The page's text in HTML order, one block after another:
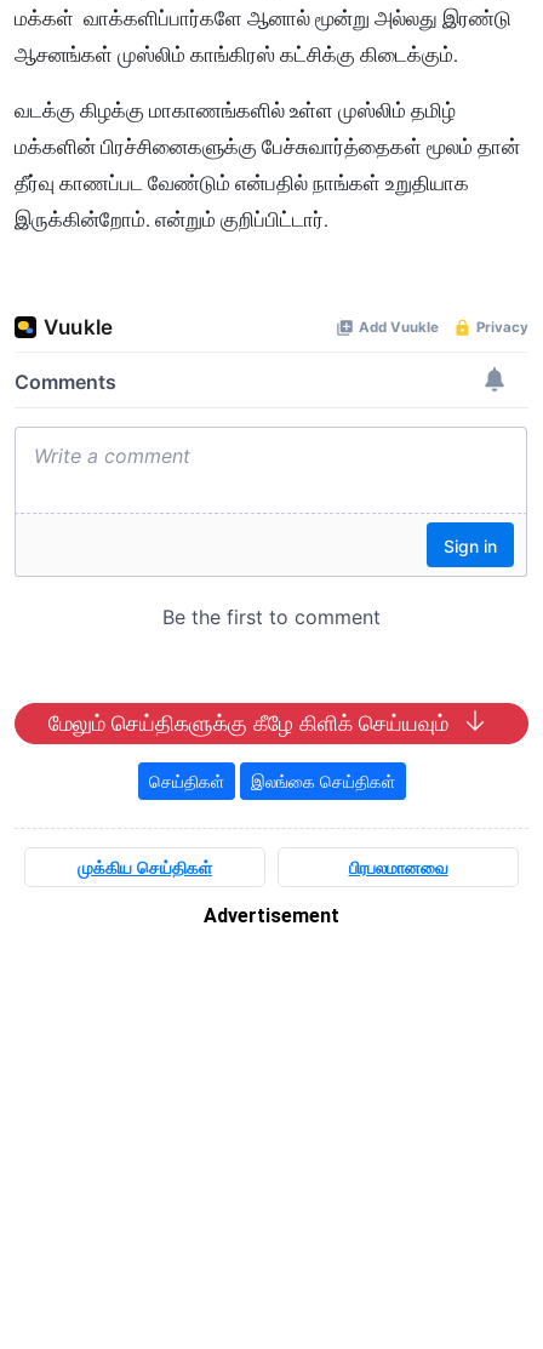
மக்கள் வாக்களிப்பார்களே ஆனால் மூன்று அல்லது இரண்டு
ஆசனங்கள் முஸ்லிம் காங்கிரஸ் கட்சிக்கு கிடைக்கும்.
வடக்கு கிழக்கு மாகாணங்களில் உள்ள முஸ்லிம் தமிழ்
மக்களின் பிரச்சினைகளுக்கு பேச்சுவார்த்தைகள் மூலம் தான்
தீர்வு காணப்பட வேண்டும் என்பதில் நாங்கள் உறுதியாக
இருக்கின்றோம். என்றும் குறிப்பிட்டார்.
மேலும் செய்திகளுக்கு கீழே கிளிக் செய்யவும்
செய்திகள் இலங்கை செய்திகள்
முக்கிய செய்திகள் பிரபலமானவை
Advertisement